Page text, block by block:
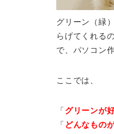
グリーン（緑
らげてくれる
で、パソコン
ここでは、
「 グリーンが
「 どんなもの